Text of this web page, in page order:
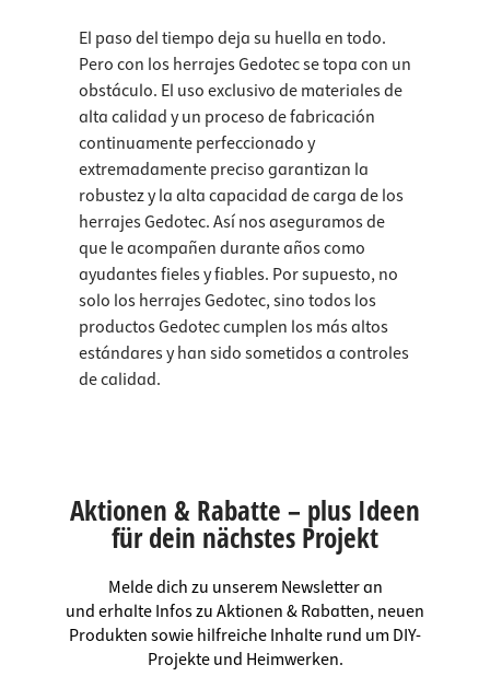
El paso del tiempo deja su huella en todo.
Pero con los herrajes Gedotec se topa con un
obstáculo. El uso exclusivo de materiales de
alta calidad y un proceso de fabricación
continuamente perfeccionado y
extremadamente preciso garantizan la
robustez y la alta capacidad de carga de los
herrajes Gedotec. Así nos aseguramos de
que le acompañen durante años como
ayudantes fieles y fiables. Por supuesto, no
solo los herrajes Gedotec, sino todos los
productos Gedotec cumplen los más altos
estándares y han sido sometidos a controles
de calidad.
Aktionen & Rabatte – plus Ideen
für dein nächstes Projekt
Melde dich zu unserem Newsletter an
und erhalte Infos zu Aktionen & Rabatten, neuen
Produkten sowie hilfreiche Inhalte rund um DIY-
Projekte und Heimwerken.